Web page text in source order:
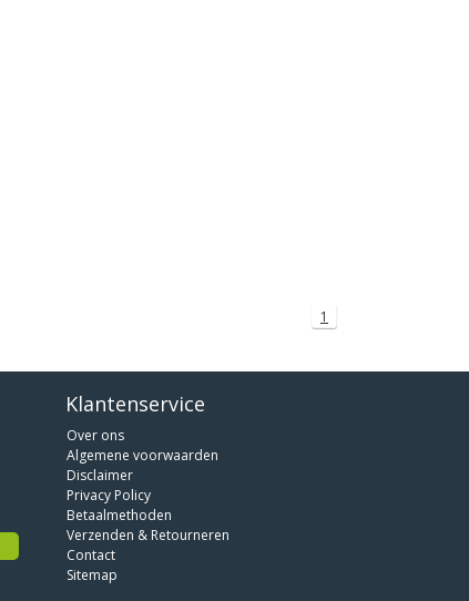
1
Klantenservice
Over ons
Algemene voorwaarden
Disclaimer
Privacy Policy
Betaalmethoden
Verzenden & Retourneren
Contact
Sitemap